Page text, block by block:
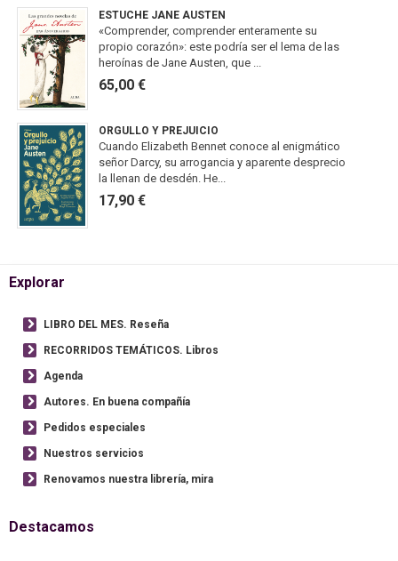
ESTUCHE JANE AUSTEN
«Comprender, comprender enteramente su
propio corazón»: este podría ser el lema de las
heroínas de Jane Austen, que ...
65,00 €
ORGULLO Y PREJUICIO
Cuando Elizabeth Bennet conoce al enigmático
señor Darcy, su arrogancia y aparente desprecio
la llenan de desdén. He...
17,90 €
Explorar
LIBRO DEL MES. Reseña
RECORRIDOS TEMÁTICOS. Libros
Agenda
Autores. En buena compañía
Pedidos especiales
Nuestros servicios
Renovamos nuestra librería, mira
Destacamos